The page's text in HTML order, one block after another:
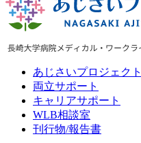
あじさいプロジェク
両立サポート
キャリアサポート
WLB相談室
刊行物/報告書